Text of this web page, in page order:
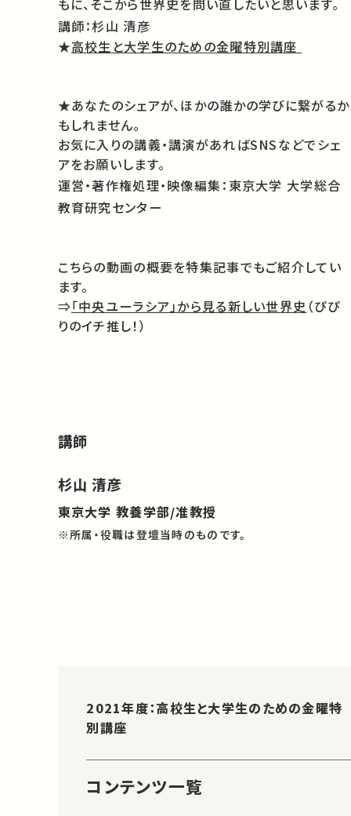
講師：杉山 清彦
★高校生と大学生のための金曜特別講座
★あなたのシェアが、ほかの誰かの学びに繋がるか
もしれません。
お気に入りの講義・講演があればSNSなどでシェ
アをお願いします。
運営・著作権処理・映像編集：東京大学 大学総合
教育研究センター
こちらの動画の概要を特集記事でもご紹介してい
ます。
⇒「中央ユーラシア」から見る新しい世界史 （ぴぴ
りのイチ推し！）
講師
杉山 清彦
東京大学 教養学部/准教授
※所属・役職は登壇当時のものです。
2021年度：高校生と大学生のための金曜特
別講座
コンテンツ一覧